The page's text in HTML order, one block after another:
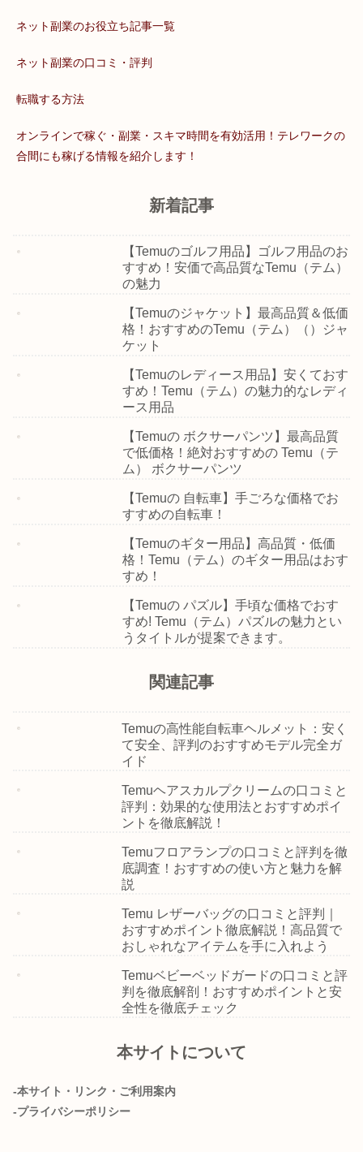
ネット副業のお役立ち記事一覧
ネット副業の口コミ・評判
転職する方法
オンラインで稼ぐ・副業・スキマ時間を有効活用！テレワークの
合間にも稼げる情報を紹介します！
新着記事
【Temuのゴルフ用品】ゴルフ用品のお
すすめ！安価で高品質なTemu（テム）
の魅力
【Temuのジャケット】最高品質＆低価
格！おすすめのTemu（テム）（）ジャ
ケット
【Temuのレディース用品】安くておす
すめ！Temu（テム）の魅力的なレディ
ース用品
【Temuの ボクサーパンツ】最高品質
で低価格！絶対おすすめの Temu（テ
ム） ボクサーパンツ
【Temuの 自転車】手ごろな価格でお
すすめの自転車！
【Temuのギター用品】高品質・低価
格！Temu（テム）のギター用品はおす
すめ！
【Temuの パズル】手頃な価格でおす
すめ! Temu（テム）パズルの魅力とい
うタイトルが提案できます。
関連記事
Temuの高性能自転車ヘルメット：安く
て安全、評判のおすすめモデル完全ガ
イド
Temuヘアスカルプクリームの口コミと
評判：効果的な使用法とおすすめポイ
ントを徹底解説！
Temuフロアランプの口コミと評判を徹
底調査！おすすめの使い方と魅力を解
説
Temu レザーバッグの口コミと評判｜
おすすめポイント徹底解説！高品質で
おしゃれなアイテムを手に入れよう
Temuベビーベッドガードの口コミと評
判を徹底解剖！おすすめポイントと安
全性を徹底チェック
本サイトについて
-本サイト・リンク・ご利用案内
-プライバシーポリシー